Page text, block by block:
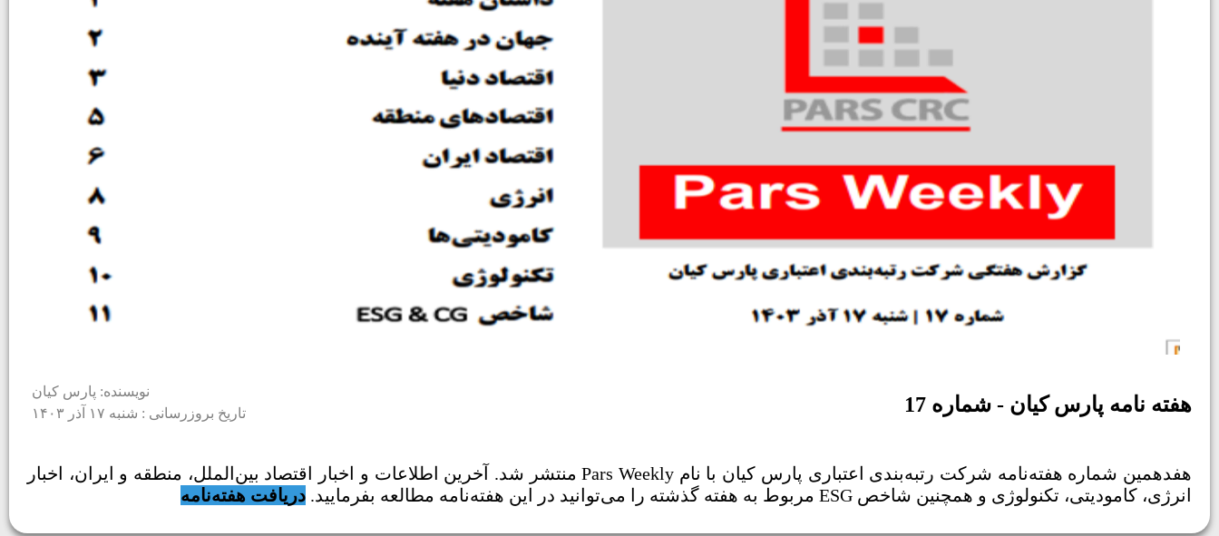
هفته نامه پارس کیان - شماره 17
نویسنده: پارس کیان
تاریخ بروزرسانی : شنبه ۱۷ آذر ۱۴۰۳
هفدهمین شماره هفته‌نامه شرکت رتبه‌بندی اعتباری پارس کیان با نام Pars Weekly منتشر شد. آخرین اطلاعات و اخبار اقتصاد بین‌الملل، منطقه و ایران، اخبار
انرژی، کامودیتی، تکنولوژی و همچنین شاخص ESG مربوط به هفته گذشته را می‌توانید در این هفته‌نامه مطالعه بفرمایید.
دریافت هفته‌نامه